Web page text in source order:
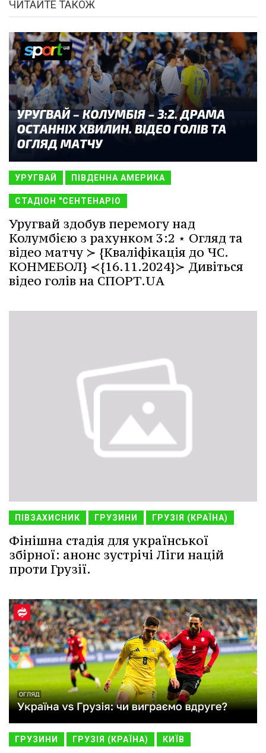
ЧИТАЙТЕ ТАКОЖ
УРУГВАЙ ПІВДЕННА АМЕРИКА
СТАДІОН "СЕНТЕНАРІО
Уругвай здобув перемогу над
Колумбією з рахунком 3:2 ⋆ Огляд та
відео матчу ≻ {Кваліфікація до ЧС.
КОНМЕБОЛ} ≺{16.11.2024}≻ Дивіться
відео голів на СПОРТ.UA
ПІВЗАХИСНИК ГРУЗИНИ ГРУЗІЯ (КРАЇНА)
Фінішна стадія для української
збірної: анонс зустрічі Ліги націй
проти Грузії.
ГРУЗИНИ ГРУЗІЯ (КРАЇНА) КИЇВ